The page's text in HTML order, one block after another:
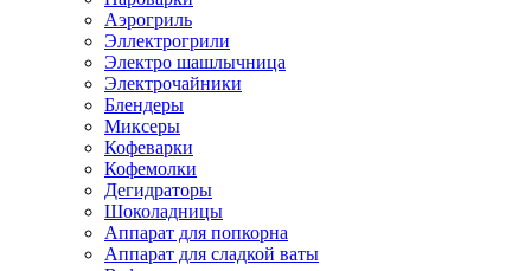
Аэрогриль
Эллектрогрили
Электро шашлычница
Электрочайники
Блендеры
Миксеры
Кофеварки
Кофемолки
Дегидраторы
Шоколадницы
Аппарат для попкорна
Аппарат для сладкой ваты